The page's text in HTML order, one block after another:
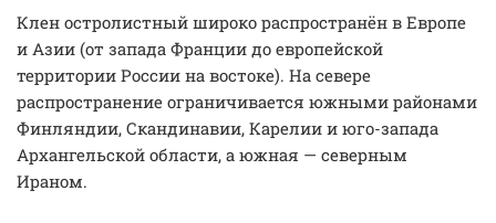
Клен остролистный широко распространён в Европе
и Азии (от запада Франции до европейской
территории России на востоке). На севере
распространение ограничивается южными районами
Финляндии, Скандинавии, Карелии и юго-запада
Архангельской области, а южная — северным
Ираном.